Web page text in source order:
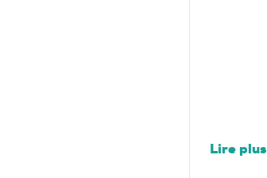
Lire plus